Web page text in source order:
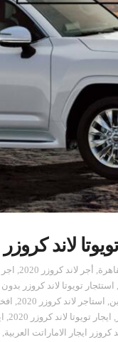
لاند كروزر
, أجر لاند كروزر 2020 ,
, استئجار تويوتا لاند كروزر
, استاجر لاند كروزر 2020 ,
, ايجار تويوتا لاند كروزر 2020 ,
كروزر ايجار الاماراتت العربية,